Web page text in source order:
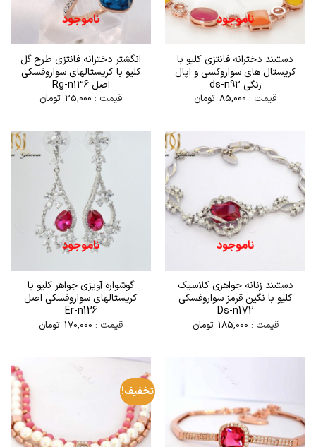
ناموجود
دستبند دخترانه فانتزی کلیو با
کریستال های سواروکسی و اپال
رنگی ds-n92
قیمت : 85,000 تومان
ناموجود
انگشتر دخترانه فانتزی طرح گل
کلیو با کریستالهای سواروفسکی
اصل Rg-n136
قیمت : 25,000 تومان
ناموجود
دستبند زنانه جواهری کلاسیک
کلیو با نگین قرمز سواروفسکی
Ds-n172
قیمت : 185,000 تومان
ناموجود
گوشواره آویزی جواهر کلیو با
کریستالهای سواروفسکی اصل
Er-n126
قیمت : 170,000 تومان
تخفیف!